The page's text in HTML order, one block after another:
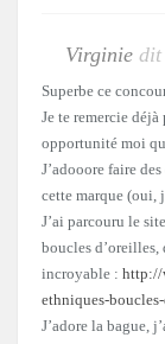
Virginie dit
Superbe ce
Je te remercie
opportunité moi
J’adooore faire
cette marque (oui,
J’ai parcouru le
boucles d’oreilles,
incroyable : http://
ethniques-
J’adore la bague,